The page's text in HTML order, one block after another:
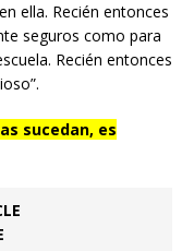
ella. Recién entonces
seguros como para
Recién entonces
sucedan, es